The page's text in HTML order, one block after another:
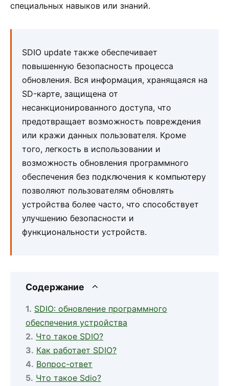
специальных навыков или знаний.
SDIO update также обеспечивает
повышенную безопасность процесса
обновления. Вся информация, хранящаяся на
SD-карте, защищена от
несанкционированного доступа, что
предотвращает возможность повреждения
или кражи данных пользователя. Кроме
того, легкость в использовании и
возможность обновления программного
обеспечения без подключения к компьютеру
позволяют пользователям обновлять
устройства более часто, что способствует
улучшению безопасности и
функциональности устройств.
Содержание
SDIO: обновление программного
обеспечения устройства
Что такое SDIO?
Как работает SDIO?
Вопрос-ответ
Что такое Sdio?